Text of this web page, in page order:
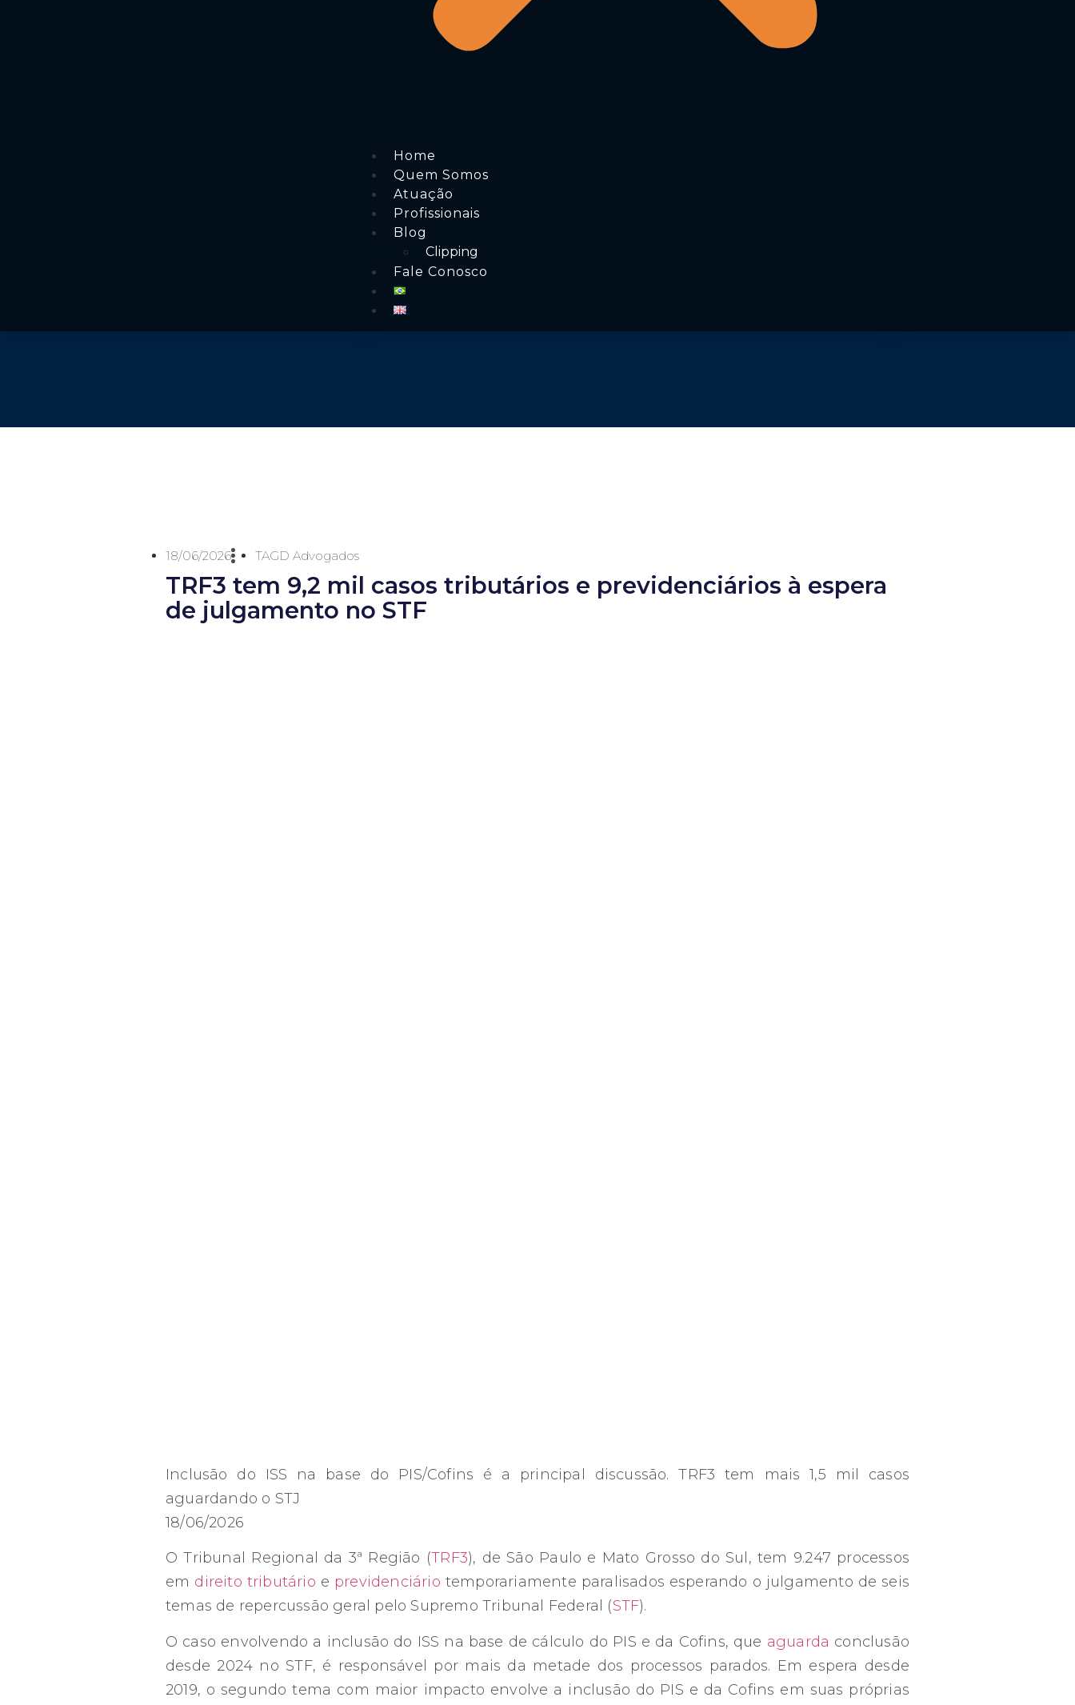
Home
Quem Somos
Atuação
Profissionais
Blog
Clipping
Fale Conosco
18/06/2026 TAGD Advogados
TRF3 tem 9,2 mil casos tributários e previdenciários à espera
de julgamento no STF
Inclusão do ISS na base do PIS/Cofins é a principal discussão. TRF3 tem mais 1,5 mil casos
aguardando o STJ
18/06/2026
O Tribunal Regional da 3ª Região (TRF3), de São Paulo e Mato Grosso do Sul, tem 9.247 processos
em direito tributário e previdenciário temporariamente paralisados esperando o julgamento de seis
temas de repercussão geral pelo Supremo Tribunal Federal (STF).
O caso envolvendo a inclusão do ISS na base de cálculo do PIS e da Cofins, que aguarda conclusão
desde 2024 no STF, é responsável por mais da metade dos processos parados. Em espera desde
2019, o segundo tema com maior impacto envolve a inclusão do PIS e da Cofins em suas próprias